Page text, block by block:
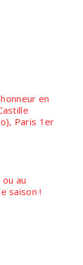
en
Paris 1er
au
saison !